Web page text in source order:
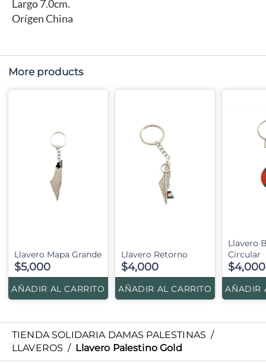
Largo 7.0cm.
Orígen China
More products
Llavero Mapa Grande
$5,000
AÑADIR AL CARRITO
Llavero Retorno
$4,000
AÑADIR AL CARRITO
Llavero
Circular
$4,000
AÑADIR
TIENDA SOLIDARIA DAMAS PALESTINAS /
LLAVEROS / Llavero Palestino Gold